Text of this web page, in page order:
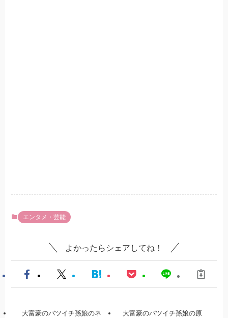
エンタメ・芸能
よかったらシェアしてね！
大富豪のバツイチ孫娘のネ
大富豪のバツイチ孫娘の原